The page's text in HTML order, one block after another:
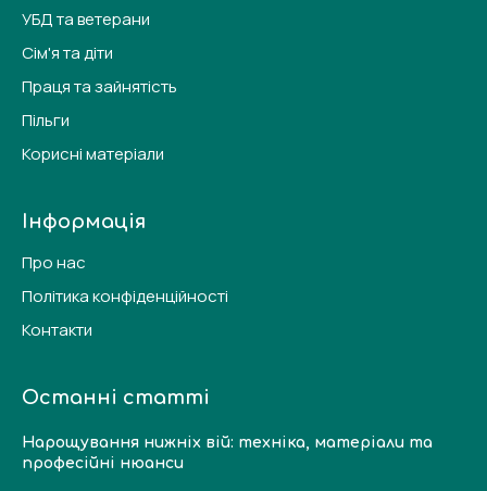
УБД та ветерани
Сім'я та діти
Праця та зайнятість
Пільги
Корисні матеріали
Інформація
Про нас
Політика конфіденційності
Контакти
Останні статті
Нарощування нижніх вій: техніка, матеріали та
професійні нюанси